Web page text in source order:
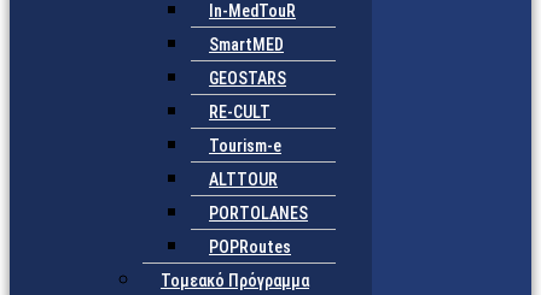
In-MedTouR
SmartMED
GEOSTARS
RE-CULT
Tourism-e
ALTTOUR
PORTOLANES
POPRoutes
Τομεακό Πρόγραμμα